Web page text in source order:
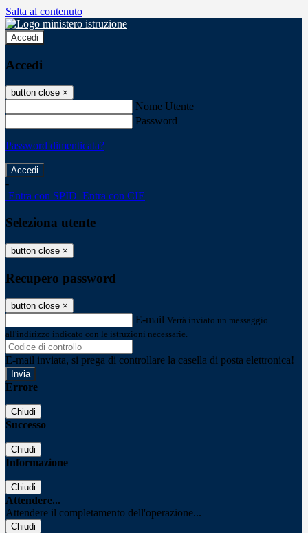
Salta al contenuto
Accedi
Accedi
button close ×
Nome Utente
Password
Password dimenticata?
-
Entra con SPID Entra con CIE
Seleziona utente
button close ×
Recupero password
button close ×
E-mail Verrà inviato un messaggio
all'indirizzo indicato con le istruzioni necessarie.
E-mail inviata, si prega di controllare la casella di posta elettronica!
Errore
Chiudi
Successo
Chiudi
Informazione
Chiudi
Attendere...
Attendere il completamento dell'operazione...
Chiudi